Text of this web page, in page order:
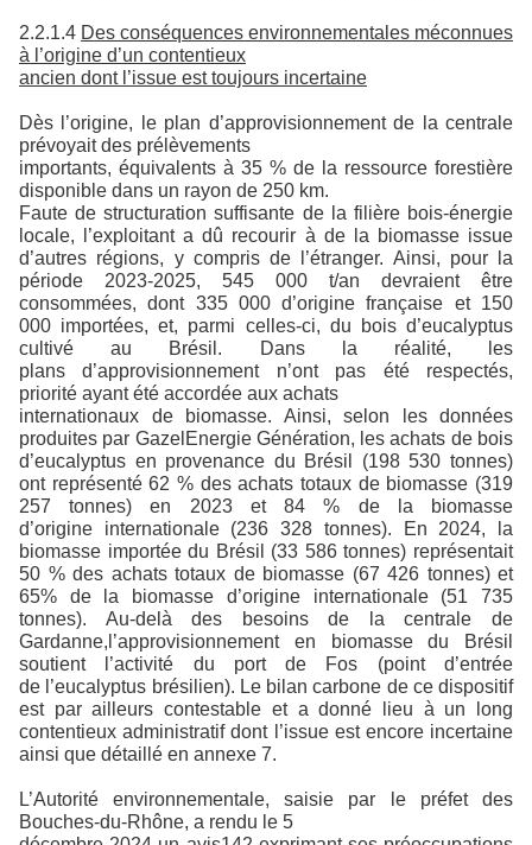
2.2.1.4 Des conséquences environnementales méconnues
à l’origine d’un contentieux
ancien dont l’issue est toujours incertaine
Dès l’origine, le plan d’approvisionnement de la centrale
prévoyait des prélèvements
importants, équivalents à 35 % de la ressource forestière
disponible dans un rayon de 250 km.
Faute de structuration suffisante de la filière bois-énergie
locale, l’exploitant a dû recourir à de la biomasse issue
d’autres régions, y compris de l’étranger. Ainsi, pour la
période 2023-2025, 545 000 t/an devraient être
consommées, dont 335 000 d’origine française et 150
000 importées, et, parmi celles-ci, du bois d’eucalyptus
cultivé au Brésil. Dans la réalité, les
plans
d’approvisionnement n’ont pas été respectés,
priorité ayant été accordée aux achats
internationaux de biomasse. Ainsi, selon les données
produites par GazelEnergie Génération, les achats de bois
d’eucalyptus en provenance du Brésil (198 530 tonnes)
ont représenté 62 % des achats totaux de biomasse (319
257 tonnes) en 2023 et 84 % de la biomasse
d’origine internationale (236 328 tonnes). En 2024, la
biomasse importée du Brésil (33 586 tonnes) représentait
50 % des achats totaux de biomasse (67 426 tonnes) et
65% de la biomasse d’origine internationale (51 735
tonnes). Au-delà des besoins de la centrale de
Gardanne,l’approvisionnement en biomasse du Brésil
soutient l’activité du port de Fos (point d’entrée
de l’eucalyptus brésilien). Le bilan carbone de ce dispositif
est par ailleurs contestable et a donné lieu à un long
contentieux administratif dont l’issue est encore incertaine
ainsi que détaillé en annexe 7.
L’Autorité environnementale, saisie par le préfet des
Bouches-du-Rhône, a rendu le 5